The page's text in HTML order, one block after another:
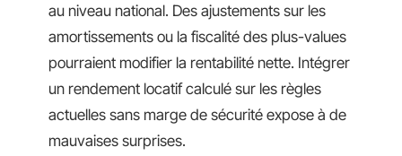
au niveau national. Des ajustements sur les
amortissements ou la fiscalité des plus-values
pourraient modifier la rentabilité nette. Intégrer
un rendement locatif calculé sur les règles
actuelles sans marge de sécurité expose à de
mauvaises surprises.